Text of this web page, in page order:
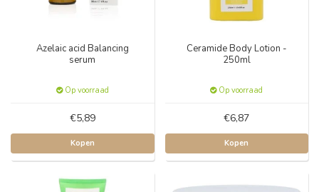
Azelaic acid Balancing
serum
Op voorraad
€5,89
Kopen
Ceramide Body Lotion -
250ml
Op voorraad
€6,87
Kopen